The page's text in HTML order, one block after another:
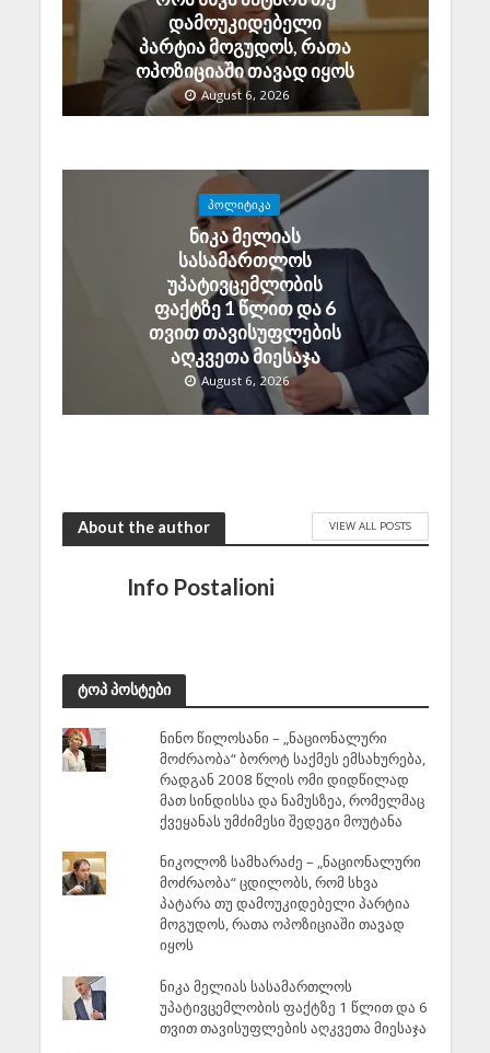
დამოუკიდებელი
პარტია მოგუდოს, რათა
ოპოზიციაში თავად იყოს
August 6, 2026
ᲞᲝᲚᲘᲢᲘᲙᲐ
ნიკა მელიას
სასამართლოს
უპატივცემლობის
ფაქტზე 1 წლით და 6
თვით თავისუფლების
აღკვეთა მიესაჯა
August 6, 2026
About the author VIEW ALL POSTS
Info Postalioni
ტოპ პოსტები
ნინო წილოსანი – „ნაციონალური
მოძრაობა“ ბოროტ საქმეს ემსახურება,
რადგან 2008 წლის ომი დიდწილად
მათ სინდისსა და ნამუსზეა, რომელმაც
ქვეყანას უმძიმესი შედეგი მოუტანა
ნიკოლოზ სამხარაძე – „ნაციონალური
მოძრაობა“ ცდილობს, რომ სხვა
პატარა თუ დამოუკიდებელი პარტია
მოგუდოს, რათა ოპოზიციაში თავად
იყოს
ნიკა მელიას სასამართლოს
უპატივცემლობის ფაქტზე 1 წლით და 6
თვით თავისუფლების აღკვეთა მიესაჯა